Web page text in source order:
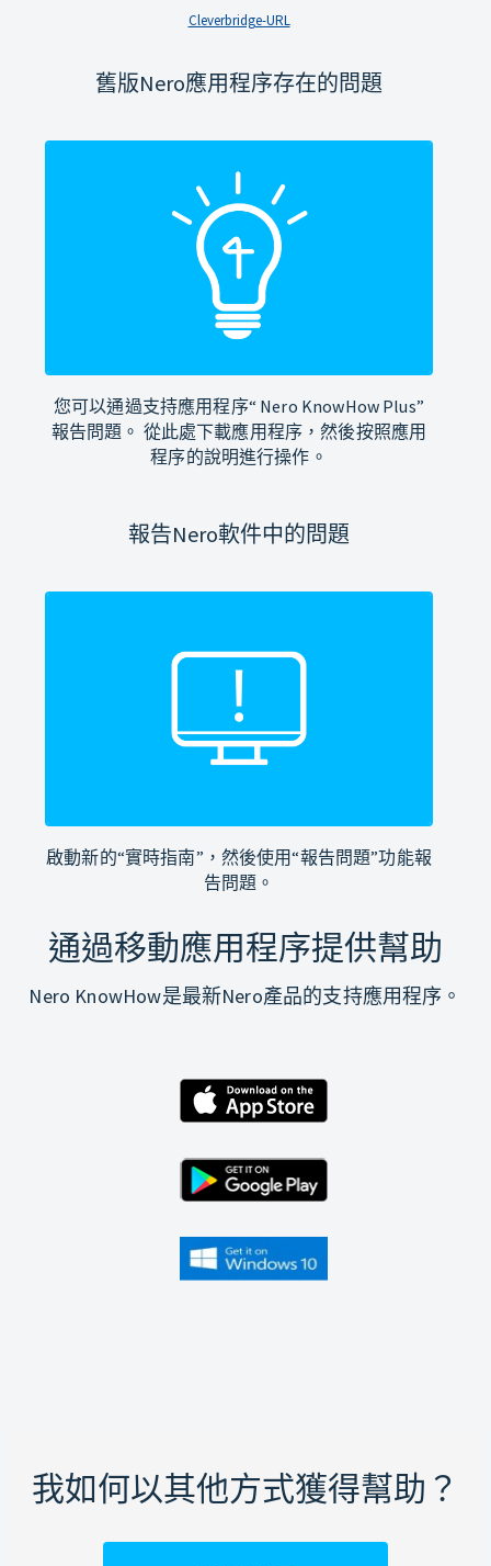
Cleverbridge-URL
舊版Nero應用程序存在的問題
您可以通過支持應用程序“ Nero KnowHow Plus”
報告問題。 從此處下載應用程序，然後按照應用
程序的說明進行操作。
報告Nero軟件中的問題
啟動新的“實時指南”，然後使用“報告問題”功能報
告問題。
通過移動應用程序提供幫助
Nero KnowHow是最新Nero產品的支持應用程序。
我如何以其他方式獲得幫助？